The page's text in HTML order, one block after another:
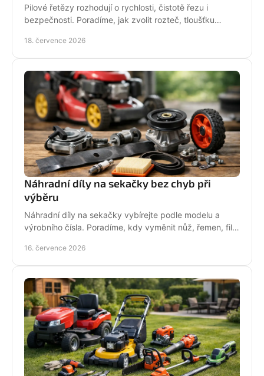
Pilové řetězy rozhodují o rychlosti, čistotě řezu i
bezpečnosti. Poradíme, jak zvolit rozteč, tloušťku
18. července 2026
Náhradní díly na sekačky bez chyb při
výběru
Náhradní díly na sekačky vybírejte podle modelu a
výrobního čísla. Poradíme, kdy vyměnit nůž, řemen, filtr
16. července 2026